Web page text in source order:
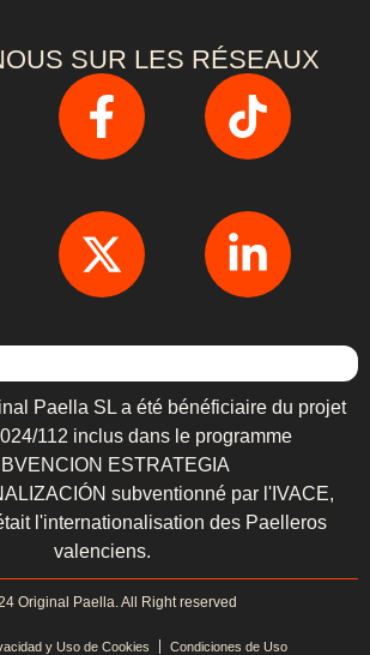
SUR LES RÉSEAUX
Paella SL a été bénéficiaire du projet
112 inclus dans le programme
ESTRATEGIA
subventionné par l'IVACE,
l'internationalisation des Paelleros
valenciens.
Original Paella. All Right reserved
y Uso de Cookies Condiciones de Uso